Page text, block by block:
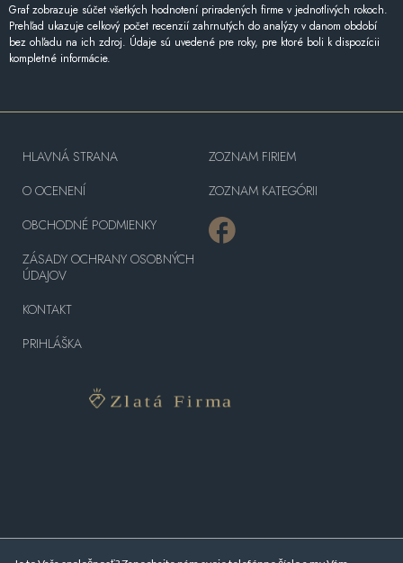
Graf zobrazuje súčet všetkých hodnotení priradených firme v jednotlivých rokoch.
Prehľad ukazuje celkový počet recenzií zahrnutých do analýzy v danom období
bez ohľadu na ich zdroj. Údaje sú uvedené pre roky, pre ktoré boli k dispozícii
kompletné informácie.
HLAVNÁ STRANA
O OCENENÍ
OBCHODNÉ PODMIENKY
ZÁSADY OCHRANY OSOBNÝCH
ÚDAJOV
KONTAKT
PRIHLÁŠKA
ZOZNAM FIRIEM
ZOZNAM KATEGÓRII